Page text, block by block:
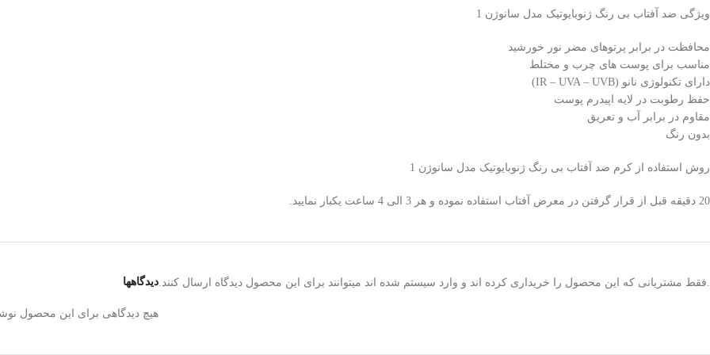
ویژگی ضد آفتاب بی رنگ ژنوبایوتیک مدل سانوژن 1
محافظت در برابر پرتوهای مضر نور خورشید
مناسب برای پوست های چرب و مختلط
دارای تکنولوژی نانو (IR – UVA – UVB)
حفظ رطوبت در لایه اپیدرم پوست
مقاوم در برابر آب و تعریق
بدون رنگ
روش استفاده از کرم ضد آفتاب بی رنگ ژنوبایوتیک مدل سانوژن 1
20 دقیقه قبل از قرار گرفتن در معرض آفتاب استفاده نموده و هر 3 الی 4 ساعت یکبار نمایید.
دیدگاهها
هیچ دیدگاهی برای این محصول
.فقط مشتریانی که این محصول را خریداری کرده اند و وارد سیستم شده اند میتوانند برای این محصول دیدگاه ارسال کنند.